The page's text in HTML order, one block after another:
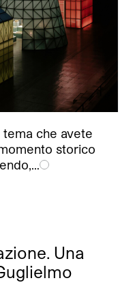
che avete
storico
Una